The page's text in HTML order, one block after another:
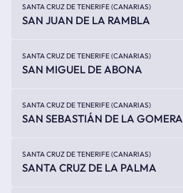
SANTA CRUZ DE TENERIFE (CANARIAS)
SAN JUAN DE LA RAMBLA
SANTA CRUZ DE TENERIFE (CANARIAS)
SAN MIGUEL DE ABONA
SANTA CRUZ DE TENERIFE (CANARIAS)
SAN SEBASTIÁN DE LA GOMERA
SANTA CRUZ DE TENERIFE (CANARIAS)
SANTA CRUZ DE LA PALMA